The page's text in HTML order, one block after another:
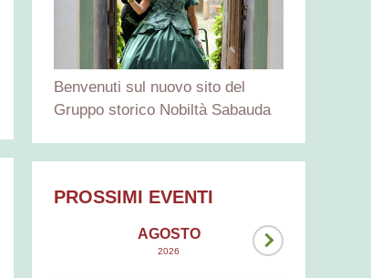
Benvenuti sul nuovo sito del
Gruppo storico Nobiltà Sabauda
PROSSIMI EVENTI
AGOSTO
2026